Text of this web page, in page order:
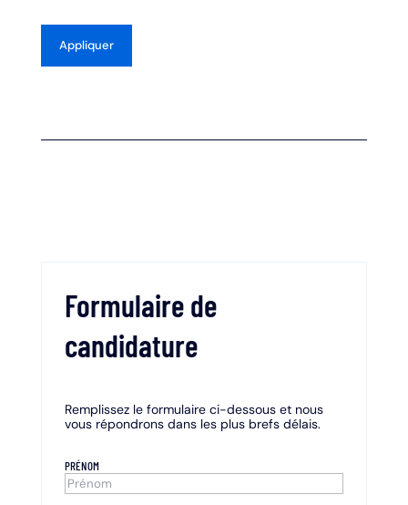
Appliquer
Formulaire de
candidature
Remplissez le formulaire ci-dessous et nous
vous répondrons dans les plus brefs délais.
PRÉNOM